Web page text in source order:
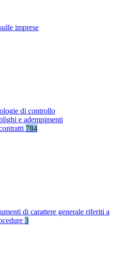
imprese
di controllo
e adempimenti
784
di carattere generale riferiti a
3